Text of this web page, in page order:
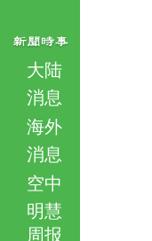
大陆
消息
海外
消息
空中
明慧
周报